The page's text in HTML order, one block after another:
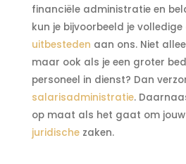
financiële administratie en
kun je bijvoorbeeld je volledige
uitbesteden aan ons. Niet
maar ook als je een groter
personeel in dienst? Dan
salarisadministratie.
op maat als het gaat om jouw
juridischezaken.